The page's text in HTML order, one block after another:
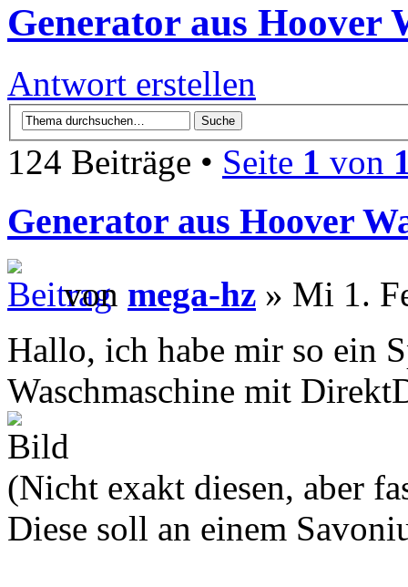
Generator aus Hoover
Antwort erstellen
124 Beiträge • Seite 1 von
Generator aus Hoover
von mega-hz » Mi 1.
Hallo, ich habe mir so ein
Waschmaschine mit
(Nicht exakt diesen, aber
Diese soll an einem